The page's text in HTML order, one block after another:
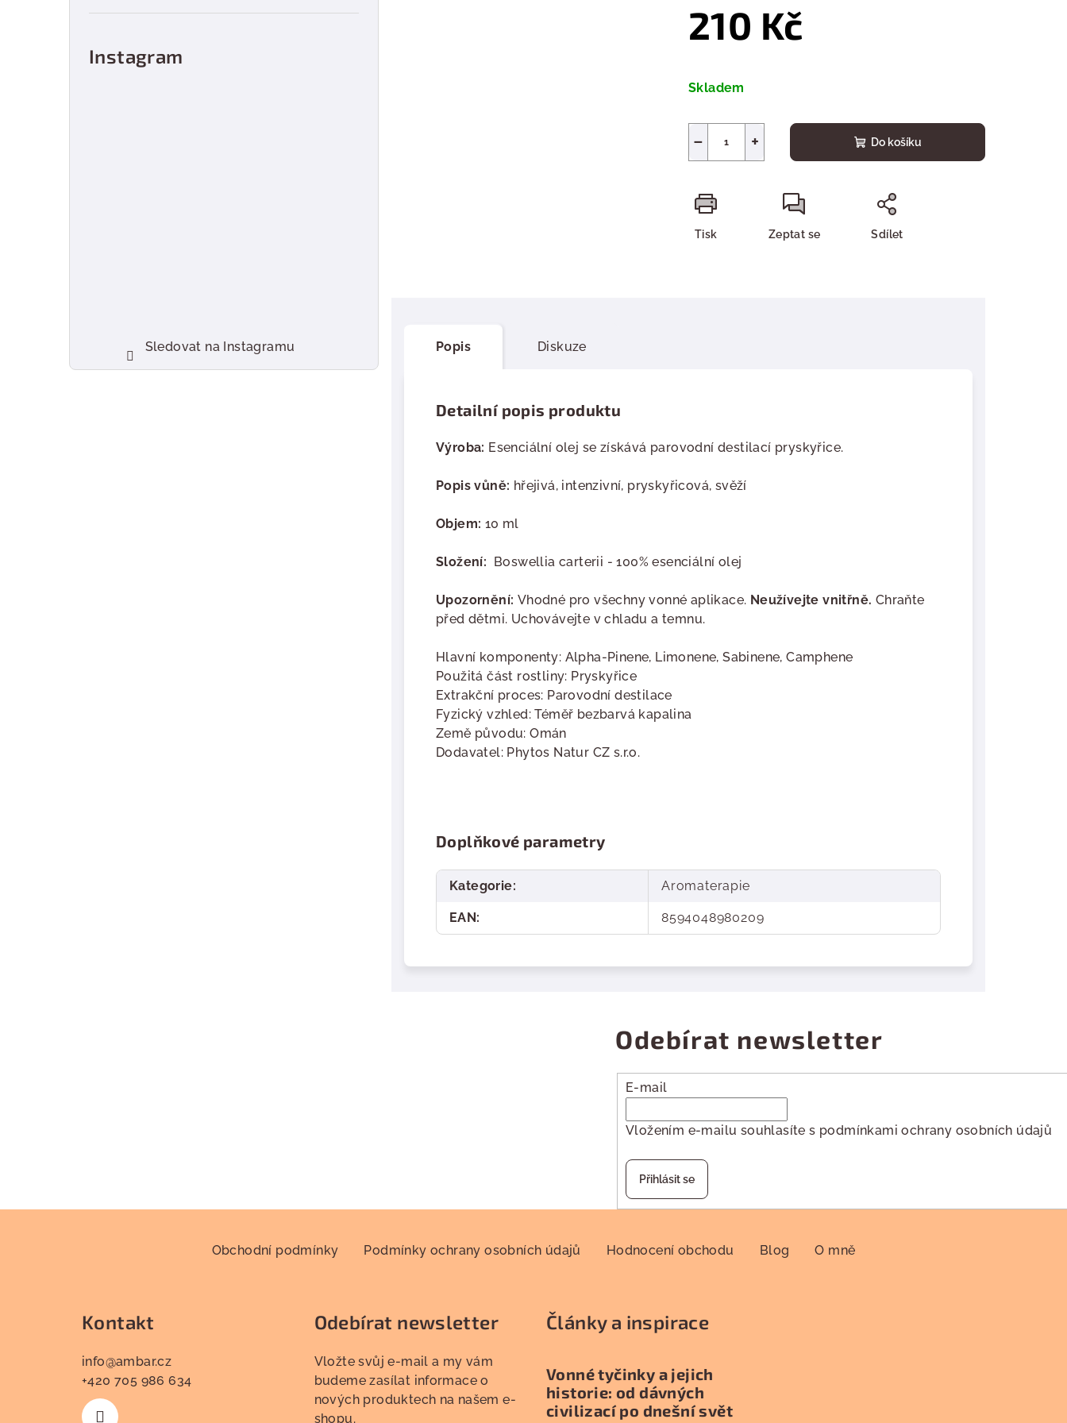
Instagram
Sledovat na Instagramu
210 Kč
cena:
Skladem
+
− Do košíku
Tisk Zeptat se Sdílet
Popis Diskuze
Detailní popis produktu
Výroba: Esenciální olej se získává parovodní destilací pryskyřice.
Popis vůně: hřejivá, intenzivní, pryskyřicová, svěží
Objem: 10 ml
Složení: Boswellia carterii - 100% esenciální olej
Upozornění: Vhodné pro všechny vonné aplikace. Neužívejte vnitřně. Chraňte
před dětmi. Uchovávejte v chladu a temnu.
Hlavní komponenty: Alpha-Pinene, Limonene, Sabinene, Camphene
Použitá část rostliny: Pryskyřice
Extrakční proces: Parovodní destilace
Fyzický vzhled:Téměř bezbarvá kapalina
Země původu:Omán
Dodavatel: Phytos Natur CZ s.r.o.
Doplňkové parametry
Kategorie: Aromaterapie
EAN: 8594048980209
Odebírat newsletter
E-mail
Vložením e-mailu souhlasíte s podmínkami ochrany osobních údajů
Přihlásit se
Obchodní podmínky Podmínky ochrany osobních údajů Hodnocení obchodu Blog O mně
Kontakt
info@ambar.cz
+420 705 986 634
Odebírat newsletter
Vložte svůj e-mail a my vám
budeme zasílat informace o
nových produktech na našem e-
shopu.
Články a inspirace
Vonné tyčinky a jejich
historie: od dávných
civilizací po dnešní svět